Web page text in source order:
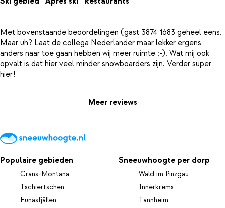
Met bovenstaande beoordelingen (gast 3874 1683 geheel eens.
Maar uh? Laat de collega Nederlander maar lekker ergens
anders naar toe gaan hebben wij meer ruimte ;-). Wat mij ook
opvalt is dat hier veel minder snowboarders zijn. Verder super
Meer reviews
Populaire gebieden
Crans-Montana
Tschiertschen
Funäsfjällen
Sneeuwhoogte per dorp
Wald im Pinzgau
Innerkrems
Tannheim